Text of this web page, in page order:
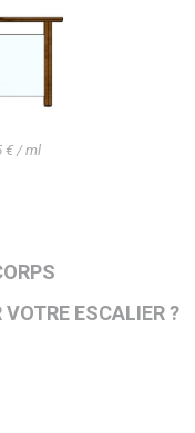
€ / ml
ESCALIER ?